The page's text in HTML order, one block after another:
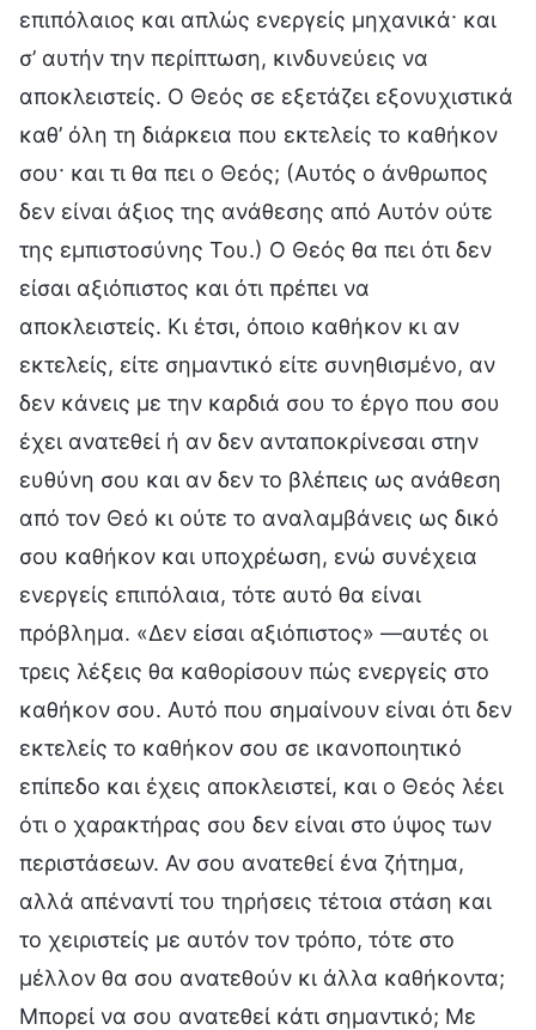
επιπόλαιος και απλώς ενεργείς μηχανικά· και
σ’ αυτήν την περίπτωση, κινδυνεύεις να
αποκλειστείς. Ο Θεός σε εξετάζει εξονυχιστικά
καθ’ όλη τη διάρκεια που εκτελείς το καθήκον
σου· και τι θα πει ο Θεός; (Αυτός ο άνθρωπος
δεν είναι άξιος της ανάθεσης από Αυτόν ούτε
της εμπιστοσύνης Του.) Ο Θεός θα πει ότι δεν
είσαι αξιόπιστος και ότι πρέπει να
αποκλειστείς. Κι έτσι, όποιο καθήκον κι αν
εκτελείς, είτε σημαντικό είτε συνηθισμένο, αν
δεν κάνεις με την καρδιά σου το έργο που σου
έχει ανατεθεί ή αν δεν ανταποκρίνεσαι στην
ευθύνη σου και αν δεν το βλέπεις ως ανάθεση
από τον Θεό κι ούτε το αναλαμβάνεις ως δικό
σου καθήκον και υποχρέωση, ενώ συνέχεια
ενεργείς επιπόλαια, τότε αυτό θα είναι
πρόβλημα. «Δεν είσαι αξιόπιστος» —αυτές οι
τρεις λέξεις θα καθορίσουν πώς ενεργείς στο
καθήκον σου. Αυτό που σημαίνουν είναι ότι δεν
εκτελείς το καθήκον σου σε ικανοποιητικό
επίπεδο και έχεις αποκλειστεί, και ο Θεός λέει
ότι ο χαρακτήρας σου δεν είναι στο ύψος των
περιστάσεων. Αν σου ανατεθεί ένα ζήτημα,
αλλά απέναντί του τηρήσεις τέτοια στάση και
το χειριστείς με αυτόν τον τρόπο, τότε στο
μέλλον θα σου ανατεθούν κι άλλα καθήκοντα;
Μπορεί να σου ανατεθεί κάτι σημαντικό; Με